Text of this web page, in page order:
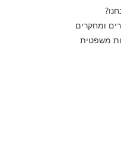
ומחקרים
משפטית